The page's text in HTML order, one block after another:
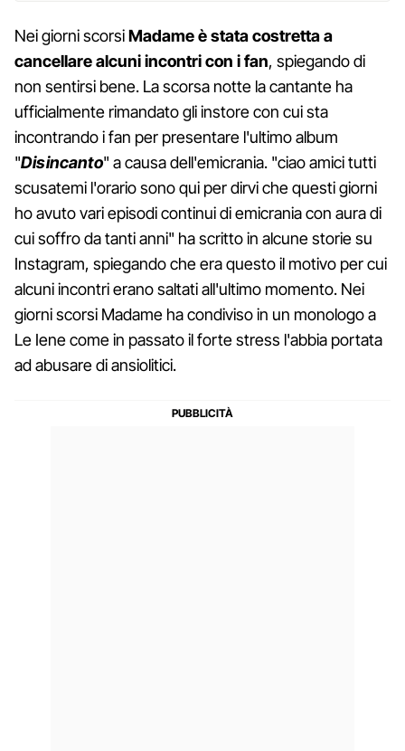
Nei giorni scorsiMadame è stata costretta a
cancellare alcuni incontri con i fan, spiegando di
non sentirsi bene. La scorsa notte la cantante ha
ufficialmente rimandato gli instore con cui sta
incontrando i fan per presentare l'ultimo album
"Disincanto" a causa dell'emicrania. "ciao amici tutti
scusatemi l'orario sono qui per dirvi che questi giorni
ho avuto vari episodi continui di emicrania con aura di
cui soffro da tanti anni" ha scritto in alcune storie su
Instagram, spiegando che era questo il motivo per cui
alcuni incontri erano saltati all'ultimo momento. Nei
giorni scorsi Madame ha condiviso in un monologo a
Le Iene come in passato il forte stress l'abbia portata
ad abusare di ansiolitici.